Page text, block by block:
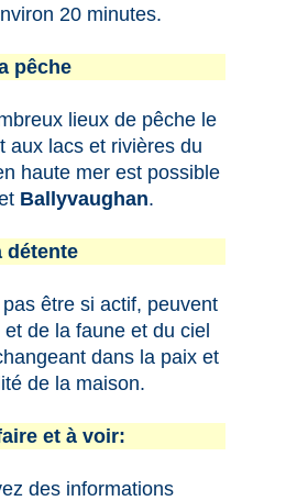
20 minutes.
pêche
lieux de pêche le
aux lacs et rivières du
haute mer est possible
Ballyvaughan.
détente
être si actif, peuvent
de la faune et du ciel
dans la paix et
de la maison.
et à voir:
des informations